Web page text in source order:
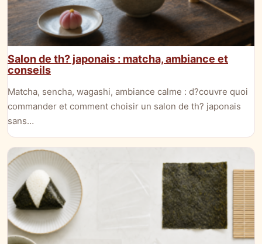
Salon de th? japonais : matcha, ambiance et
conseils
Matcha, sencha, wagashi, ambiance calme : d?couvre quoi
commander et comment choisir un salon de th? japonais
sans…